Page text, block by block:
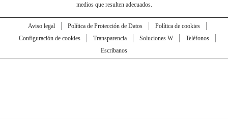
medios que resulten adecuados.
Aviso legal Política de Protección de Datos
Política de cookies
Configuración de cookies
Transparencia Soluciones W
Teléfonos
Escríbanos